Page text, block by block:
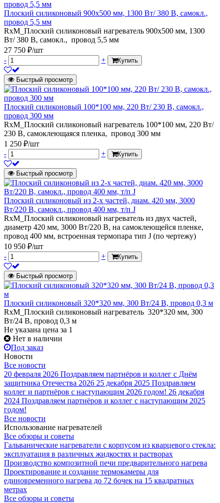
Плоский силиконовый 900х500 мм, 1300 Вт/ 380 В, самокл.,
провод 5,5 мм
RxM_Плоский силиконовый нагреватель 900х500 мм, 1300
Вт/ 380 В, самокл., провод 5,5 мм
27 750 ₽/шт
-
+ Купить
Быстрый просмотр
Плоский силиконовый 100*100 мм, 220 Вт/ 230 В, самокл.,
провод 300 мм
RxM_Плоский силиконовый нагреватель 100*100 мм, 220 Вт/
230 В, самоклеющаяся пленка, провод 300 мм
1 250 ₽/шт
-
+ Купить
Быстрый просмотр
Плоский силиконовый из 2-х частей, диам. 420 мм, 3000
Вт/220 В, самокл., провод 400 мм, т/п J
RxM_Плоский силиконовый нагреватель из двух частей,
диаметр 420 мм, 3000 Вт/220 В, на самоклеющейся пленке,
провод 400 мм, встроенная термопара тип J (по чертежу)
10 950 ₽/шт
-
+ Купить
Быстрый просмотр
Плоский силиконовый 320*320 мм, 300 Вт/24 В, провод 0,3 м
RxM_Плоский силиконовый нагреватель 320*320 мм, 300
Вт/24 В, провод 0,3 м
Не указана цена за 1
Нет в наличии
Под заказ
Новости
Все новости
20 февраля 2026 Поздравляем партнёров и коллег с Днём
защитника Отечества 2026 25 декабря 2025 Поздравляем
коллег и партнёров с наступающим 2026 годом! 26 декабря
2024 Поздравляем партнёров и коллег с наступающим 2025
годом!
Все новости
Использование нагревателей
Все обзоры и советы
Гальванические нагреватели с корпусом из кварцевого стекла:
эксплуатация в различных жидкостях и растворах
Производство композитной печи предварительного нагрева
Проектирование и создание термокамеры для
единовременного нагрева до 72 бочек на 15 квадратных
метрах
Все обзоры и советы